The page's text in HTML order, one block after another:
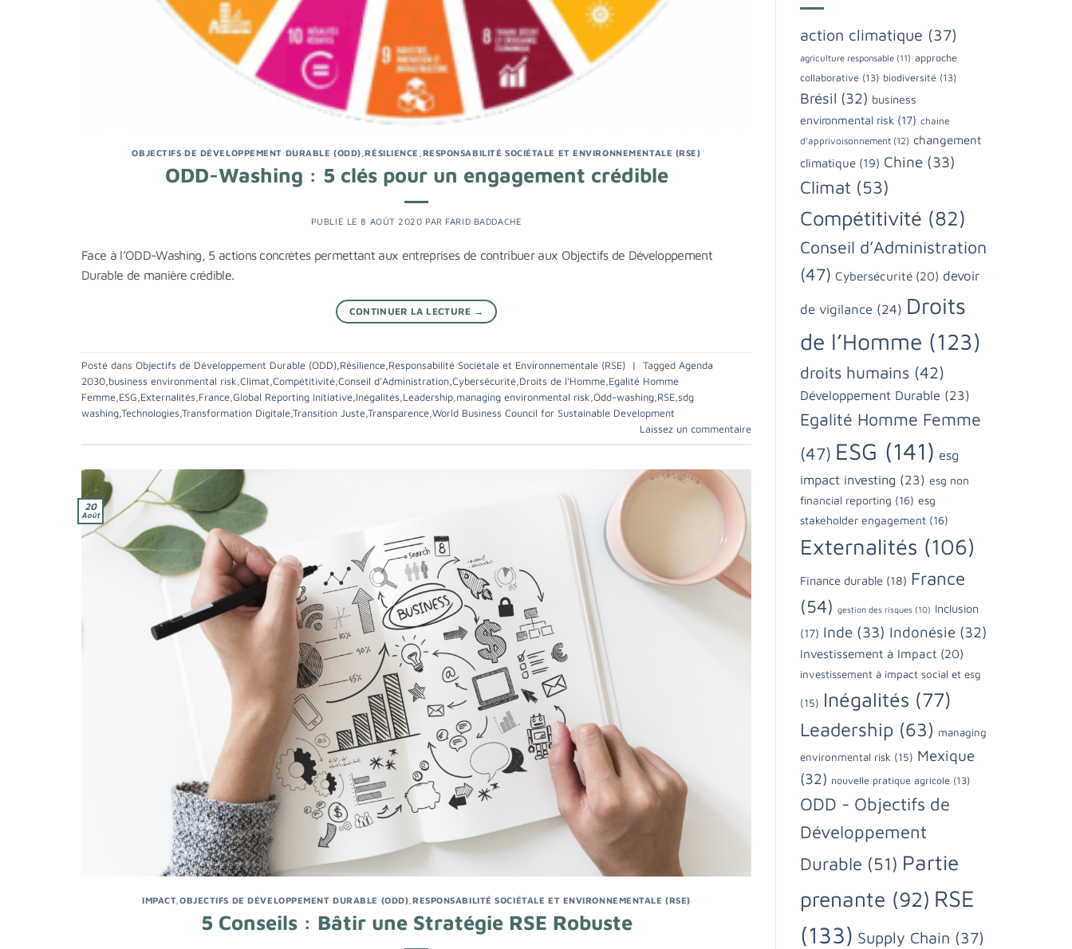
OBJECTIFS DE DÉVELOPPEMENT DURABLE (ODD) ,RÉSILIENCE RESPONSABILITÉ SOCIÉTALE ET ENVIRONNEMENTALE (RSE)
ODD-Washing : 5 clés pour un engagement crédible
PUBLIÉ LE8 AOÛT 2020 PAR FARID BADDACHE
Face à l’ODD-Washing, 5 actions concrètes permettant aux entreprises de contribuer aux Objectifs de Développement
Durable de manière crédible.
CONTINUER LA LECTURE →
Posté dans Objectifs de Développement Durable (ODD),Résilience,Responsabilité Sociétale et Environnementale (RSE) | Tagged Agenda
2030,business environmental risk,Climat,Compétitivité,Conseil d’Administration,Cybersécurité,Droits de l’Homme,Egalité Homme
Femme,ESG,Externalités,France,Global Reporting Initiative,Inégalités,Leadership,managing environmental risk,Odd-washing,RSE,sdg
washing,Technologies,Transformation Digitale,Transition Juste,Transparence,World Business Council for Sustainable Development
Laissez un commentaire
20
Août
IMPACT, OBJECTIFS DE DÉVELOPPEMENT DURABLE (ODD) RESPONSABILITÉ SOCIÉTALE ET ENVIRONNEMENTALE (RSE)
5 Conseils : Bâtir une Stratégie RSE Robuste
action climatique (37)
agriculture responsable (11) approche
collaborative (13) biodiversité (13)
Brésil (32) business
environmental risk (17) chaine
d'apprivoisonnement (12) changement
climatique (19) Chine (33)
Climat (53)
Compétitivité (82)
Conseil d’Administration
(47) Cybersécurité (20) devoir
de vigilance (24) Droits
de l’Homme (123)
droits humains (42)
Développement Durable (23)
Egalité Homme Femme
(47) ESG (141) esg
impact investing (23) esg non
financial reporting (16) esg
stakeholder engagement (16)
Externalités (106)
Finance durable (18) France
(54) gestion des risques (10) Inclusion
(17) Inde (33) Indonésie (32)
Investissement à Impact (20)
investissement à impact social et esg
(15) Inégalités (77)
Leadership (63) managing
environmental risk (15) Mexique
(32) nouvelle pratique agricole (13)
ODD - Objectifs de
Développement
Durable (51) Partie
prenante (92) RSE
(133) Supply Chain (37)